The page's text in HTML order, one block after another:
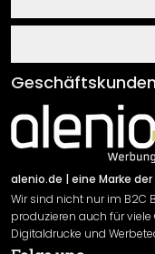
Über uns
Klebe- und
Newsletter An-/
AGB
Impressum
Versand &
Rücksendung
Widerrufsrecht
Geschäftskunden
alenio.de | eine Marke
Wir sind nicht nur im B2C
produzieren auch für
Digitaldrucke und